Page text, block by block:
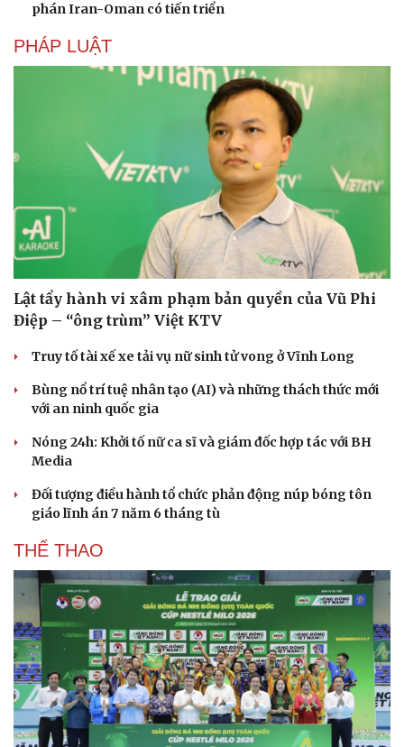
phán Iran-Oman có tiến triển
PHÁP LUẬT
Lật tẩy hành vi xâm phạm bản quyền của Vũ Phi
Điệp – “ông trùm” Việt KTV
Truy tố tài xế xe tải vụ nữ sinh tử vong ở Vĩnh Long
Bùng nổ trí tuệ nhân tạo (AI) và những thách thức mới
với an ninh quốc gia
Nóng 24h: Khởi tố nữ ca sĩ và giám đốc hợp tác với BH
Media
Đối tượng điều hành tổ chức phản động núp bóng tôn
giáo lĩnh án 7 năm 6 tháng tù
THỂ THAO